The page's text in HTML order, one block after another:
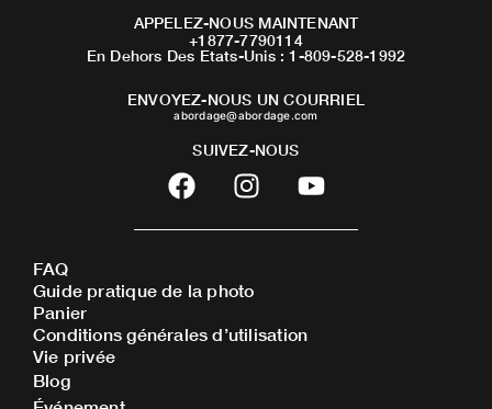
APPELEZ-NOUS MAINTENANT
+1877-7790114
En Dehors Des Etats-Unis : 1-809-528-1992
ENVOYEZ-NOUS UN COURRIEL
abordage@abordage.com
SUIVEZ-NOUS
F
a
c
b
o
o
I
n
s
a
g
r
Y
o
u
FAQ
Guide pratique de la photo
Panier
Conditions générales d’utilisation
Vie privée
Blog